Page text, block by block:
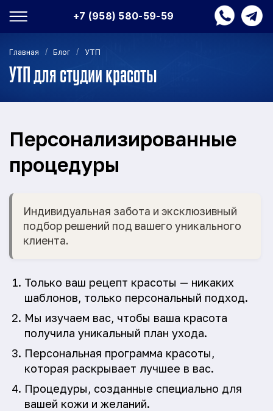
+7 (958) 580-59-59
Главная / Блог / УТП
УТП для студии красоты
Персонализированные
процедуры
Индивидуальная забота и эксклюзивный
подбор решений под вашего уникального
клиента.
Только ваш рецепт красоты — никаких
шаблонов, только персональный подход.
Мы изучаем вас, чтобы ваша красота
получила уникальный план ухода.
Персональная программа красоты,
которая раскрывает лучшее в вас.
Процедуры, созданные специально для
вашей кожи и желаний.